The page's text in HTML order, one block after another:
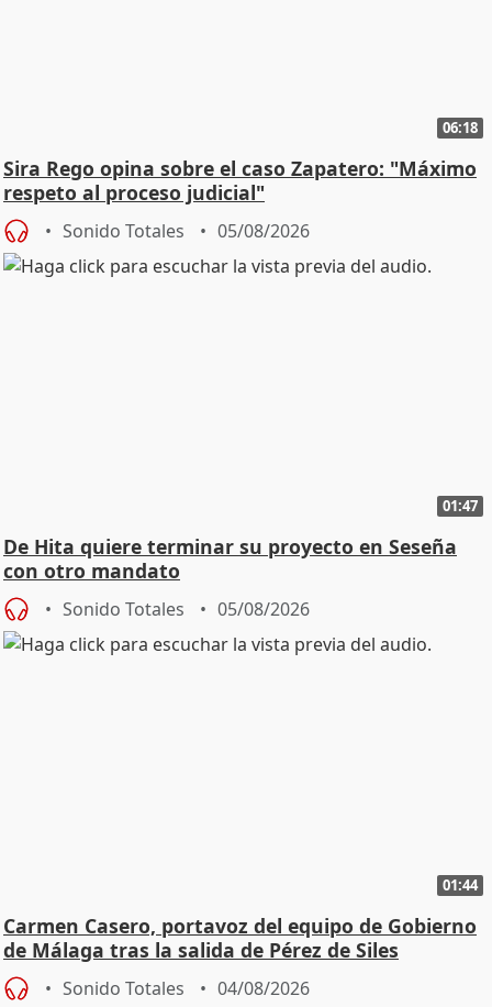
06:18
Sira Rego opina sobre el caso Zapatero: "Máximo
respeto al proceso judicial"
Sonido Totales 05/08/2026
01:47
De Hita quiere terminar su proyecto en Seseña
con otro mandato
Sonido Totales 05/08/2026
01:44
Carmen Casero, portavoz del equipo de Gobierno
de Málaga tras la salida de Pérez de Siles
Sonido Totales 04/08/2026